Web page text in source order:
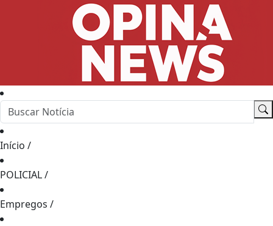
Início /
POLICIAL/
Empregos /